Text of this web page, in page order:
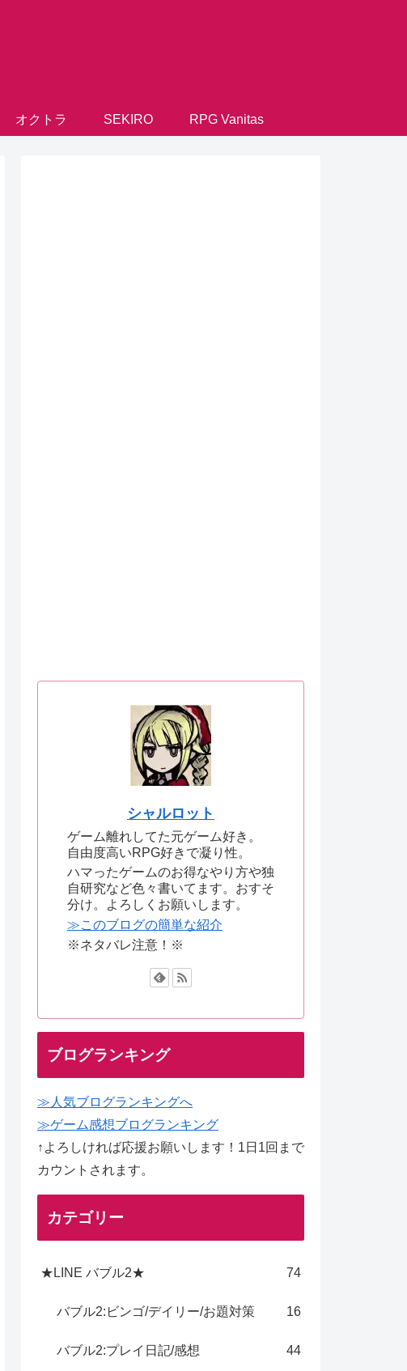
オクトラ SEKIRO RPG Vanitas
シャルロット
ゲーム離れしてた元ゲーム好き。
自由度高いRPG好きで凝り性。
ハマったゲームのお得なやり方や独
自研究など色々書いてます。おすそ
分け。よろしくお願いします。
≫このブログの簡単な紹介
※ネタバレ注意！※
ブログランキング
≫人気ブログランキングへ
≫ゲーム感想ブログランキング
↑よろしければ応援お願いします！1日1回まで
カウントされます。
カテゴリー
★LINE バブル2★ 74
バブル2:ビンゴ/デイリー/お題対策 16
バブル2:プレイ日記/感想 44